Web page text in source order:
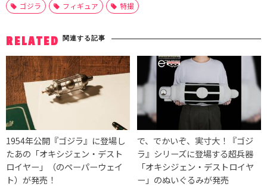
ゴジラ フィギュア 特撮
RELATED 関連する記事
1954年公開『ゴジラ』に登場し
たあの「オキシジェン・デスト
ロイヤー」（のペーパーウェイ
ト）が発売！
で、でかいぞ、実寸大！『ゴジ
ラ』シリーズに登場する超兵器
「オキシジェン・デストロイヤ
ー」のぬいぐるみが発売